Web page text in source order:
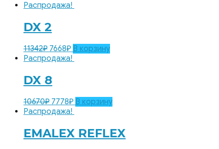
Распродажа!
DX 2
11342₽ 7668₽ В корзину
Распродажа!
DX 8
10670₽ 7778₽ В корзину
Распродажа!
EMALEX REFLEX